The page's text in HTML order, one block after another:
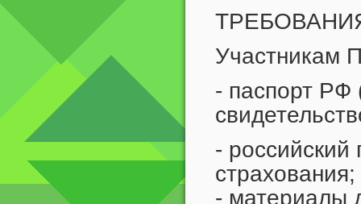
Участникам
- паспорт РФ
- российский
страхования;
- материалы